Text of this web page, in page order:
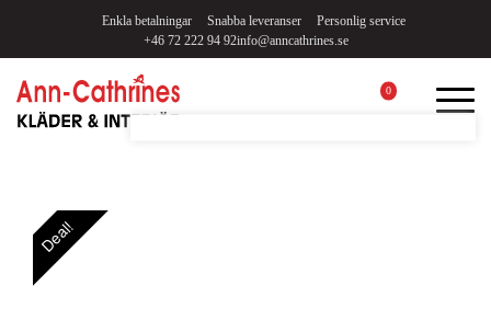
+46 72 222 94 92
Enkla betalningar Snabba leveranser
Personlig service
info@anncathrines.se
0
Deal!